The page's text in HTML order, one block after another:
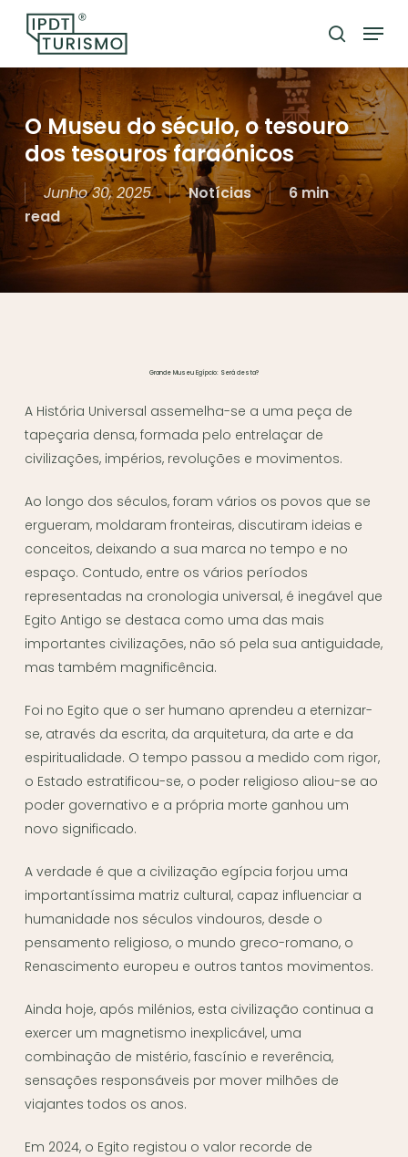
content
search
Menu
O Museu do século, o tesouro
dos tesouros faraónicos
Junho 30, 2025 Notícias
6 min
read
Grande Museu Egípcio: Será desta?
A História Universal assemelha-se a uma peça de
tapeçaria densa, formada pelo entrelaçar de
civilizações, impérios, revoluções e movimentos.
Ao longo dos séculos, foram vários os povos que se
ergueram, moldaram fronteiras, discutiram ideias e
conceitos, deixando a sua marca no tempo e no
espaço. Contudo, entre os vários períodos
representadas na cronologia universal, é inegável que
Egito Antigo se destaca como uma das mais
importantes civilizações, não só pela sua antiguidade,
mas também magnificência.
Foi no Egito que o ser humano aprendeu a eternizar-
se, através da escrita, da arquitetura, da arte e da
espiritualidade. O tempo passou a medido com rigor,
o Estado estratificou-se, o poder religioso aliou-se ao
poder governativo e a própria morte ganhou um
novo significado.
A verdade é que a civilização egípcia forjou uma
importantíssima matriz cultural, capaz influenciar a
humanidade nos séculos vindouros, desde o
pensamento religioso, o mundo greco-romano, o
Renascimento europeu e outros tantos movimentos.
Ainda hoje, após milénios, esta civilização continua a
exercer um magnetismo inexplicável, uma
combinação de mistério, fascínio e reverência,
sensações responsáveis por mover milhões de
viajantes todos os anos.
Em 2024, o Egito registou o valor recorde de
Menu